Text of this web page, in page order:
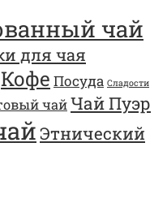
чай
для чая
Кофе Посуда Сладости
чайЧай Пуэр
Этнический